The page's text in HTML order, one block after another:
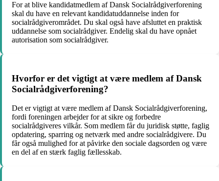
For at blive kandidatmedlem af Dansk Socialrådgiverforening
skal du have en relevant kandidatuddannelse inden for
socialrådgiverområdet. Du skal også have afsluttet en praktisk
uddannelse som socialrådgiver. Endelig skal du have opnået
autorisation som socialrådgiver.
Hvorfor er det vigtigt at være medlem af Dansk
Socialrådgiverforening?
Det er vigtigt at være medlem af Dansk Socialrådgiverforening,
fordi foreningen arbejder for at sikre og forbedre
socialrådgiveres vilkår. Som medlem får du juridisk støtte, faglig
opdatering, sparring og netværk med andre socialrådgivere. Du
får også mulighed for at påvirke den sociale dagsorden og være
en del af en stærk faglig fællesskab.